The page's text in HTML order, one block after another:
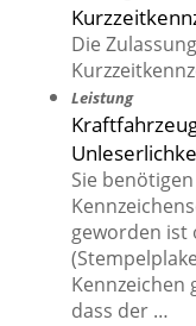
Die
Leistung
Sie
geworden ist
Kennzeichen
dass der …